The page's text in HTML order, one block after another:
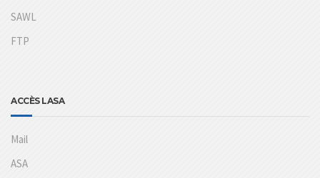
SAWL
FTP
ACCÈS LASA
Mail
ASA